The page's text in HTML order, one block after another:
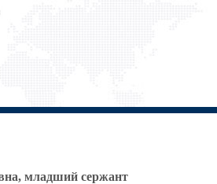
младший сержант